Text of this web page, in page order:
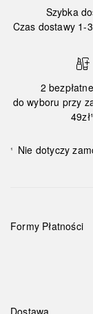
Szybka
Czas dostawy 1-
2
do wyboru przy
49zł¹
¹ Nie dotyczy
Formy Płatności
Dostawa